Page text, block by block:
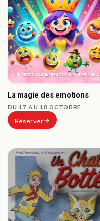
La magie des emotions
DU 17 AU 18 OCTOBRE
Réserver